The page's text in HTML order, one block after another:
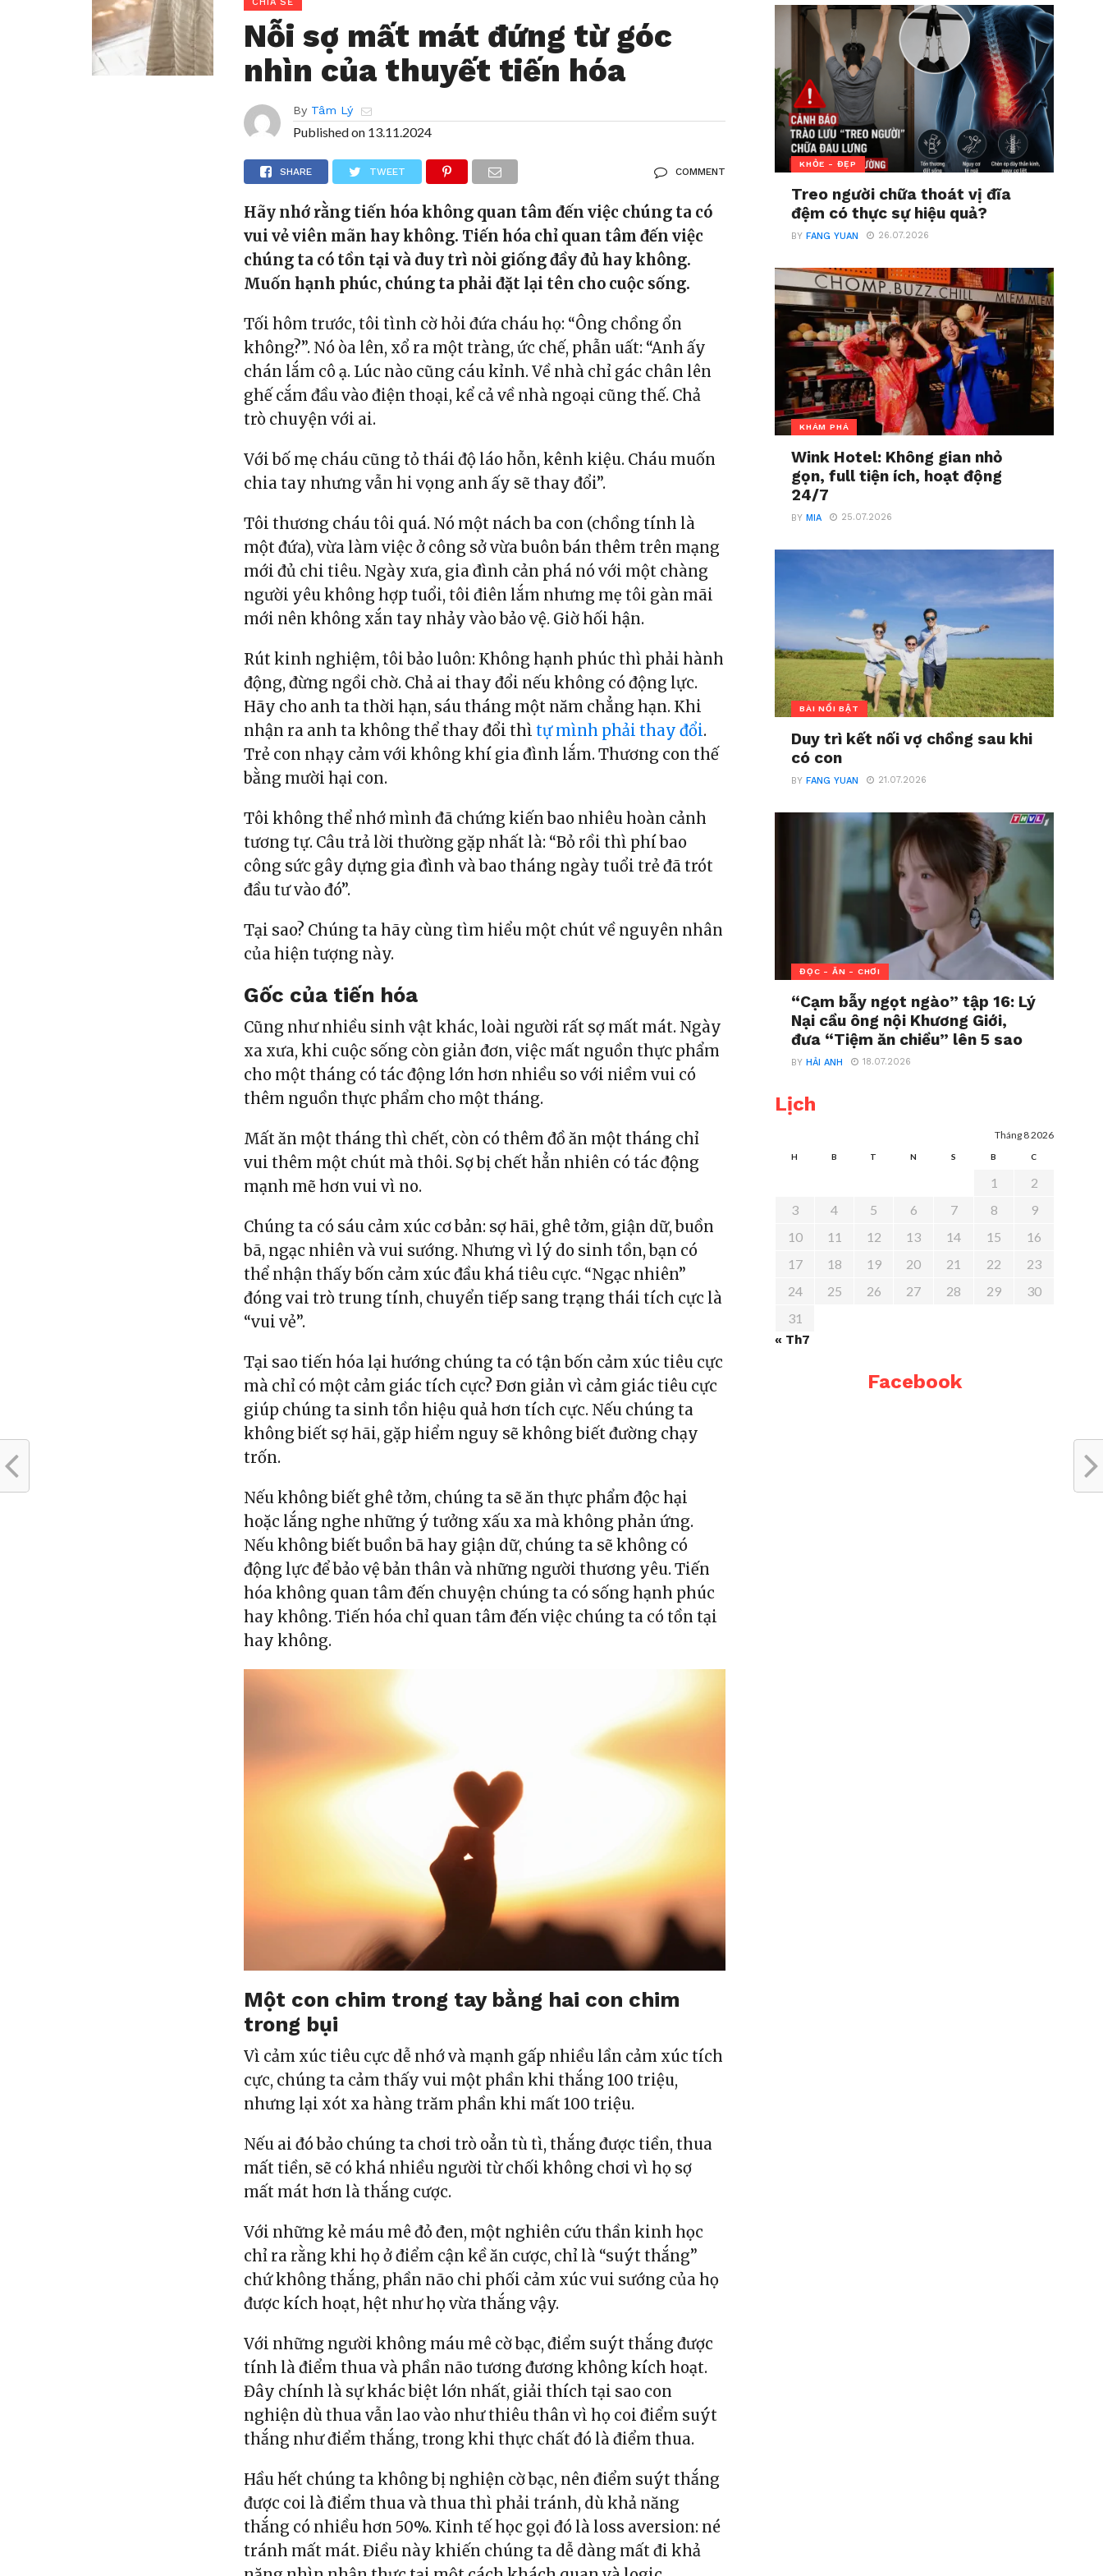
Nỗi sợ mất mát đứng từ góc
nhìn của thuyết tiến hóa
By Tâm Lý
Published on 13.11.2024
SHARE TWEET COMMENT
Hãy nhớ rằng tiến hóa không quan tâm đến việc chúng ta có
vui vẻ viên mãn hay không. Tiến hóa chỉ quan tâm đến việc
chúng ta có tồn tại và duy trì nòi giống đầy đủ hay không.
Muốn hạnh phúc, chúng ta phải đặt lại tên cho cuộc sống.
Tối hôm trước, tôi tình cờ hỏi đứa cháu họ: “Ông chồng ổn
không?”. Nó òa lên, xổ ra một tràng, ức chế, phẫn uất: “Anh ấy
chán lắm cô ạ. Lúc nào cũng cáu kỉnh. Về nhà chỉ gác chân lên
ghế cắm đầu vào điện thoại, kể cả về nhà ngoại cũng thế. Chả
trò chuyện với ai.
Với bố mẹ cháu cũng tỏ thái độ láo hỗn, kênh kiệu. Cháu muốn
chia tay nhưng vẫn hi vọng anh ấy sẽ thay đổi”.
Tôi thương cháu tôi quá. Nó một nách ba con (chồng tính là
một đứa), vừa làm việc ở công sở vừa buôn bán thêm trên mạng
mới đủ chi tiêu. Ngày xưa, gia đình cản phá nó với một chàng
người yêu không hợp tuổi, tôi điên lắm nhưng mẹ tôi gàn mãi
mới nên không xắn tay nhảy vào bảo vệ. Giờ hối hận.
Rút kinh nghiệm, tôi bảo luôn: Không hạnh phúc thì phải hành
động, đừng ngồi chờ. Chả ai thay đổi nếu không có động lực.
Hãy cho anh ta thời hạn, sáu tháng một năm chẳng hạn. Khi
nhận ra anh ta không thể thay đổi thìtự mình phải thay đổi.
Trẻ con nhạy cảm với không khí gia đình lắm. Thương con thế
bằng mười hại con.
Tôi không thể nhớ mình đã chứng kiến bao nhiêu hoàn cảnh
tương tự. Câu trả lời thường gặp nhất là: “Bỏ rồi thì phí bao
công sức gây dựng gia đình và bao tháng ngày tuổi trẻ đã trót
đầu tư vào đó”.
Tại sao? Chúng ta hãy cùng tìm hiểu một chút về nguyên nhân
của hiện tượng này.
Gốc của tiến hóa
Cũng như nhiều sinh vật khác, loài người rất sợ mất mát. Ngày
xa xưa, khi cuộc sống còn giản đơn, việc mất nguồn thực phẩm
cho một tháng có tác động lớn hơn nhiều so với niềm vui có
thêm nguồn thực phẩm cho một tháng.
Mất ăn một tháng thì chết, còn có thêm đồ ăn một tháng chỉ
vui thêm một chút mà thôi. Sợ bị chết hẳn nhiên có tác động
mạnh mẽ hơn vui vì no.
Chúng ta có sáu cảm xúc cơ bản: sợ hãi, ghê tởm, giận dữ, buồn
bã, ngạc nhiên và vui sướng. Nhưng vì lý do sinh tồn, bạn có
thể nhận thấy bốn cảm xúc đầu khá tiêu cực. “Ngạc nhiên”
đóng vai trò trung tính, chuyển tiếp sang trạng thái tích cực là
“vui vẻ”.
Tại sao tiến hóa lại hướng chúng ta có tận bốn cảm xúc tiêu cực
mà chỉ có một cảm giác tích cực? Đơn giản vì cảm giác tiêu cực
giúp chúng ta sinh tồn hiệu quả hơn tích cực. Nếu chúng ta
không biết sợ hãi, gặp hiểm nguy sẽ không biết đường chạy
trốn.
Nếu không biết ghê tởm, chúng ta sẽ ăn thực phẩm độc hại
hoặc lắng nghe những ý tưởng xấu xa mà không phản ứng.
Nếu không biết buồn bã hay giận dữ, chúng ta sẽ không có
động lực để bảo vệ bản thân và những người thương yêu. Tiến
hóa không quan tâm đến chuyện chúng ta có sống hạnh phúc
hay không. Tiến hóa chỉ quan tâm đến việc chúng ta có tồn tại
hay không.
Một con chim trong tay bằng hai con chim
trong bụi
Vì cảm xúc tiêu cực dễ nhớ và mạnh gấp nhiều lần cảm xúc tích
cực, chúng ta cảm thấy vui một phần khi thắng 100 triệu,
nhưng lại xót xa hàng trăm phần khi mất 100 triệu.
Nếu ai đó bảo chúng ta chơi trò oẳn tù tì, thắng được tiền, thua
mất tiền, sẽ có khá nhiều người từ chối không chơi vì họ sợ
mất mát hơn là thắng cược.
Với những kẻ máu mê đỏ đen, một nghiên cứu thần kinh học
chỉ ra rằng khi họ ở điểm cận kề ăn cược, chỉ là “suýt thắng”
chứ không thắng, phần não chi phối cảm xúc vui sướng của họ
được kích hoạt, hệt như họ vừa thắng vậy.
Với những người không máu mê cờ bạc, điểm suýt thắng được
tính là điểm thua và phần não tương đương không kích hoạt.
Đây chính là sự khác biệt lớn nhất, giải thích tại sao con
nghiện dù thua vẫn lao vào như thiêu thân vì họ coi điểm suýt
thắng như điểm thắng, trong khi thực chất đó là điểm thua.
Hầu hết chúng ta không bị nghiện cờ bạc, nên điểm suýt thắng
được coi là điểm thua và thua thì phải tránh, dù khả năng
thắng có nhiều hơn 50%. Kinh tế học gọi đó là loss aversion: né
tránh mất mát. Điều này khiến chúng ta dễ dàng mất đi khả
KHỎE - ĐẸP
Treo người chữa thoát vị đĩa
đệm có thực sự hiệu quả?
BYFANG YUAN 26.07.2026
KHÁM PHÁ
Wink Hotel: Không gian nhỏ
gọn, full tiện ích, hoạt động
24/7
BYMIA 25.07.2026
BÀI NỔI BẬT
Duy trì kết nối vợ chồng sau khi
có con
BYFANG YUAN 21.07.2026
ĐỌC - ĂN - CHƠI
“Cạm bẫy ngọt ngào” tập 16: Lý
Nại cầu ông nội Khương Giới,
đưa “Tiệm ăn chiều” lên 5 sao
BYHẢI ANH 18.07.2026
Lịch
Tháng 8 2026
H B T N S B C
1
2
3
4 5 6 7 8
9
10
11 12 13 14 15
16
17
18 19 20 21 22
23
24
25 26 27 28 29
30
31
« Th7
Facebook